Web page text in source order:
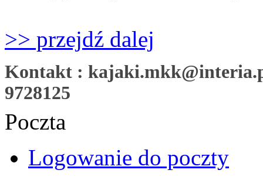
>> przejdź dalej
Kontakt :
9728125
Poczta
Logowanie do poczty